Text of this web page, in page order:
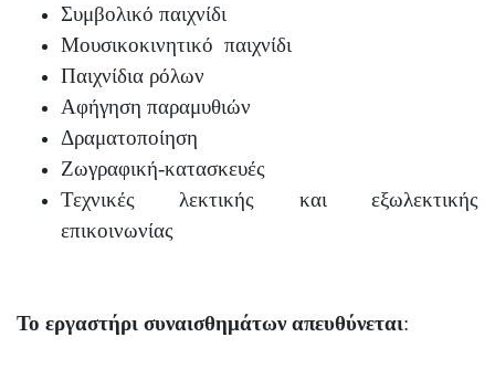
Συμβολικό παιχνίδι
Μουσικοκινητικό παιχνίδι
Παιχνίδια ρόλων
Αφήγηση παραμυθιών
Δραματοποίηση
Ζωγραφική-κατασκευές
Τεχνικές λεκτικής και εξωλεκτικής
επικοινωνίας
Το εργαστήρι συναισθημάτων απευθύνεται: